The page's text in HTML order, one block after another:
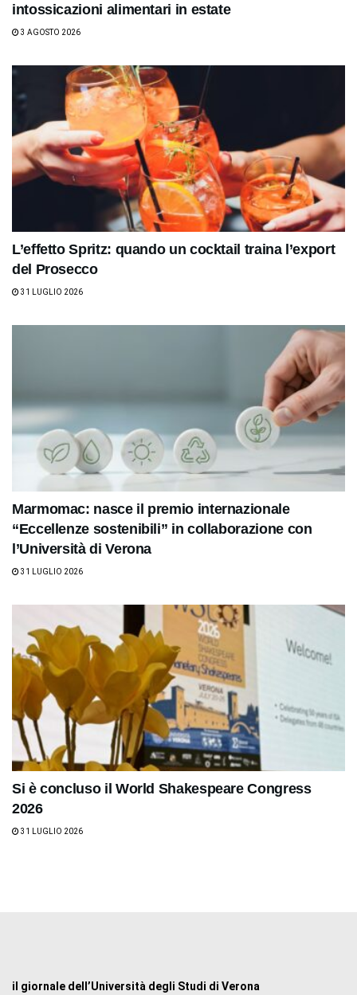
intossicazioni alimentari in estate
3 AGOSTO 2026
L’effetto Spritz: quando un cocktail traina l’export
del Prosecco
31 LUGLIO 2026
Marmomac: nasce il premio internazionale
“Eccellenze sostenibili” in collaborazione con
l’Università di Verona
31 LUGLIO 2026
Si è concluso il World Shakespeare Congress
2026
31 LUGLIO 2026
il giornale dell’Università degli Studi di Verona